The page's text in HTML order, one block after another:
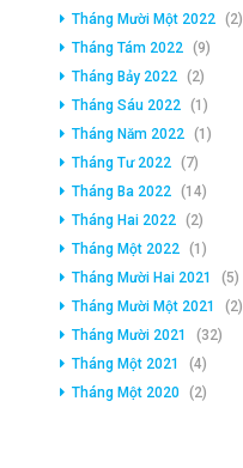
Tháng Mười Một 2022 (2)
Tháng Tám 2022 (9)
Tháng Bảy 2022 (2)
Tháng Sáu 2022 (1)
Tháng Năm 2022 (1)
Tháng Tư 2022 (7)
Tháng Ba 2022 (14)
Tháng Hai 2022 (2)
Tháng Một 2022 (1)
Tháng Mười Hai 2021
(5)
Tháng Mười Một 2021
(2)
Tháng Mười 2021
(32)
Tháng Một 2021
(4)
Tháng Một 2020 (2)